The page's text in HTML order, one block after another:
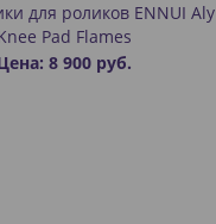
для роликов ENNUI Aly
Pad Flames
8 900 руб.